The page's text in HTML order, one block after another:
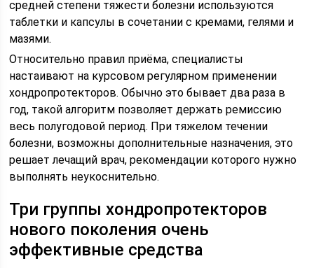
средней степени тяжести болезни используются
таблетки и капсулы в сочетании с кремами, гелями и
мазями.
Относительно правил приёма, специалисты
настаивают на курсовом регулярном применении
хондропротекторов. Обычно это бывает два раза в
год, такой алгоритм позволяет держать ремиссию
весь полугодовой период. При тяжелом течении
болезни, возможны дополнительные назначения, это
решает лечащий врач, рекомендации которого нужно
выполнять неукоснительно.
Три группы хондропротекторов
нового поколения очень
эффективные средства